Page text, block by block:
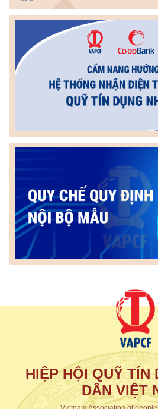
HIỆP HỘI QUỸ TÍN
DÂN VIỆT